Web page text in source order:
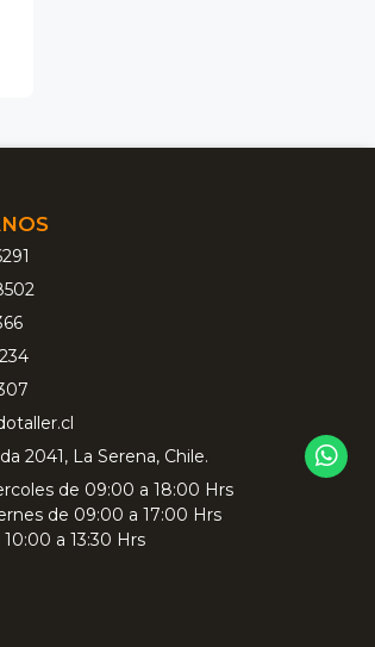
2041, La Serena, Chile.
de 09:00 a 18:00 Hrs
de 09:00 a 17:00 Hrs
a 13:30 Hrs